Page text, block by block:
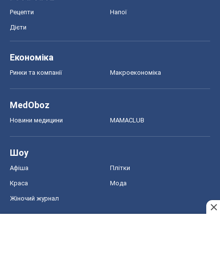
Рецепти Напої
Дієти
Економіка
Ринки та компанії Макроекономіка
MedOboz
Новини медицини MAMACLUB
Шоу
Афіша Плітки
Краса Мода
Жіночий журнал